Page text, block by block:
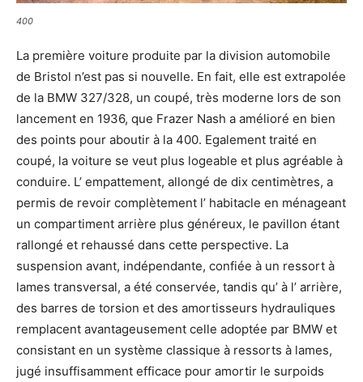
400
La première voiture produite par la division automobile
de Bristol n’est pas si nouvelle. En fait, elle est extrapolée
de la BMW 327/328, un coupé, très moderne lors de son
lancement en 1936, que Frazer Nash a amélioré en bien
des points pour aboutir à la 400. Egalement traité en
coupé, la voiture se veut plus logeable et plus agréable à
conduire. L’ empattement, allongé de dix centimètres, a
permis de revoir complètement l’ habitacle en ménageant
un compartiment arrière plus généreux, le pavillon étant
rallongé et rehaussé dans cette perspective. La
suspension avant, indépendante, confiée à un ressort à
lames transversal, a été conservée, tandis qu’ à l’ arrière,
des barres de torsion et des amortisseurs hydrauliques
remplacent avantageusement celle adoptée par BMW et
consistant en un système classique à ressorts à lames,
jugé insuffisamment efficace pour amortir le surpoids